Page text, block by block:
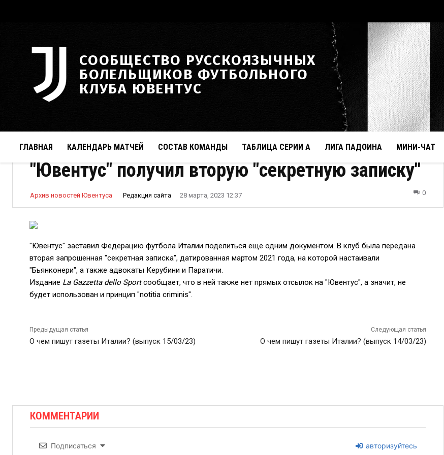
СООБЩЕСТВО РУССКОЯЗЫЧНЫХ
БОЛЕЛЬЩИКОВ ФУТБОЛЬНОГО
КЛУБА ЮВЕНТУС
ГЛАВНАЯ КАЛЕНДАРЬ МАТЧЕЙ СОСТАВ КОМАНДЫ ТАБЛИЦА СЕРИИ А ЛИГА ПАДОИНА МИНИ-ЧАТ
"Ювентус" получил вторую "секретную записку"
Архив новостей Ювентуса Редакция сайта 28 марта, 2023 12:37 0
"Ювентус" заставил Федерацию футбола Италии поделиться еще одним документом. В клуб была передана
вторая запрошенная "секретная записка", датированная мартом 2021 года, на которой настаивали
"Бьянконери", а также адвокаты Керубини и Паратичи.
Издание La Gazzetta dello Sportсообщает, что в ней также нет прямых отсылок на "Ювентус", а значит, не
будет использован и принцип "notitia criminis".
Предыдущая статья
О чем пишут газеты Италии? (выпуск 15/03/23)
Следующая статья
О чем пишут газеты Италии? (выпуск 14/03/23)
КОММЕНТАРИИ
Подписаться авторизуйтесь